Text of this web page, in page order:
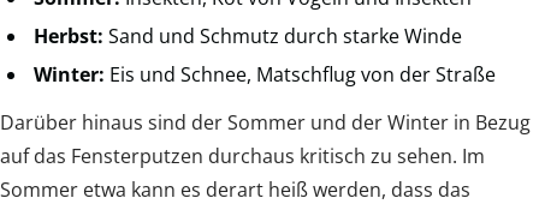
Herbst: Sand und Schmutz durch starke Winde
Winter: Eis und Schnee, Matschflug von der Straße
Darüber hinaus sind der Sommer und der Winter in Bezug
auf das Fensterputzen durchaus kritisch zu sehen. Im
Sommer etwa kann es derart heiß werden, dass das